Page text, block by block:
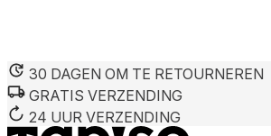
30 DAGEN OM TE RETOURNEREN
GRATIS VERZENDING
24 UUR VERZENDING